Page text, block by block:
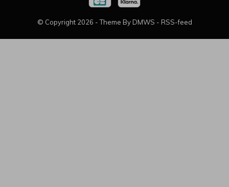
© Copyright 2026 - Theme By DMWS - RSS-feed